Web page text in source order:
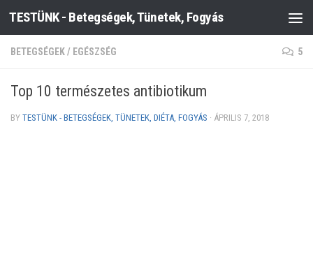
Skip to content
TESTÜNK - Betegségek, Tünetek, Fogyás
BETEGSÉGEK/ EGÉSZSÉG 5
Top 10 természetes antibiotikum
BY TESTÜNK - BETEGSÉGEK, TÜNETEK, DIÉTA, FOGYÁS · ÁPRILIS 7, 2018